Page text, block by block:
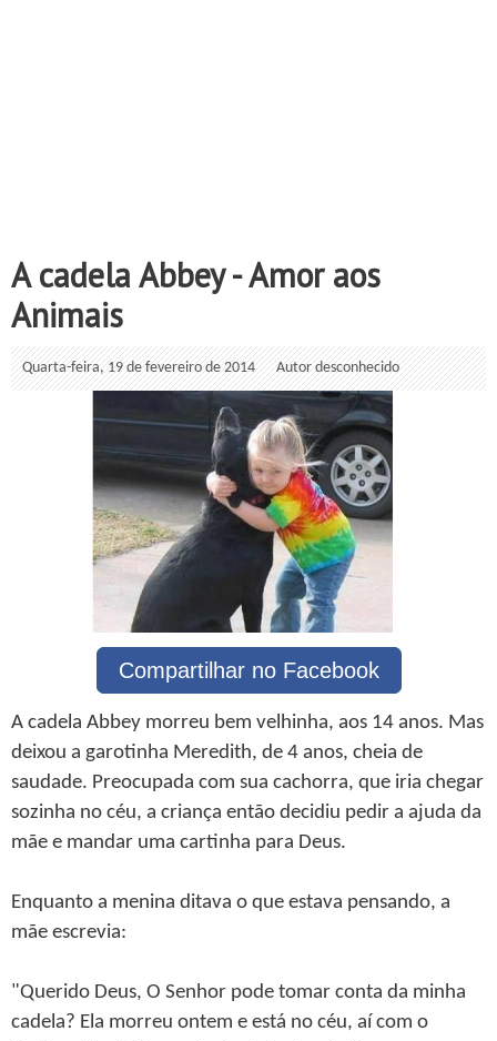
A cadela Abbey - Amor aos
Animais
Quarta-feira, 19 de fevereiro de 2014 Autor desconhecido
Compartilhar no Facebook
A cadela Abbey morreu bem velhinha, aos 14 anos. Mas
deixou a garotinha Meredith, de 4 anos, cheia de
saudade. Preocupada com sua cachorra, que iria chegar
sozinha no céu, a criança então decidiu pedir a ajuda da
mãe e mandar uma cartinha para Deus.
Enquanto a menina ditava o que estava pensando, a
mãe escrevia:
"Querido Deus, O Senhor pode tomar conta da minha
cadela? Ela morreu ontem e está no céu, aí com o